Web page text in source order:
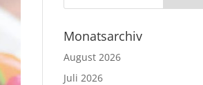
Monatsarchiv
August 2026
Juli 2026